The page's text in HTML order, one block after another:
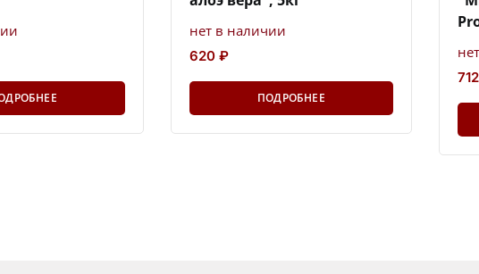
нет в наличии
620 ₽
ПОДРОБНЕЕ